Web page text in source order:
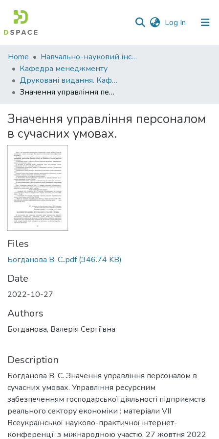
Log In (current)
Communities
&
Collections
All of DSpace
Statistics
Home
Навчально-науковий інститут економіки, управління, права та інформаційних технологій
Кафедра менеджменту
Друковані видання. Кафедра менеджменту ім. І.А. Маркіної
Значення управління персоналом в сучасних умовах.
Значення управління персоналом
в сучасних умовах.
Files
Богданова В. С..pdf(346.74 KB)
Date
2022-10-27
Authors
Богданова, Валерія Сергіївна
Description
Богданова В. С. Значення управління персоналом в
сучасних умовах. Управління ресурсним
забезпеченням господарської діяльності підприємств
реального сектору економіки : матеріали VІІ
Всеукраїнської науково-практичної інтернет-
конференції з міжнародною участю, 27 жовтня 2022